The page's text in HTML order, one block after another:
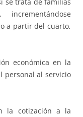
a partir del cuarto,
económica en la
personal al servicio
la cotización a la